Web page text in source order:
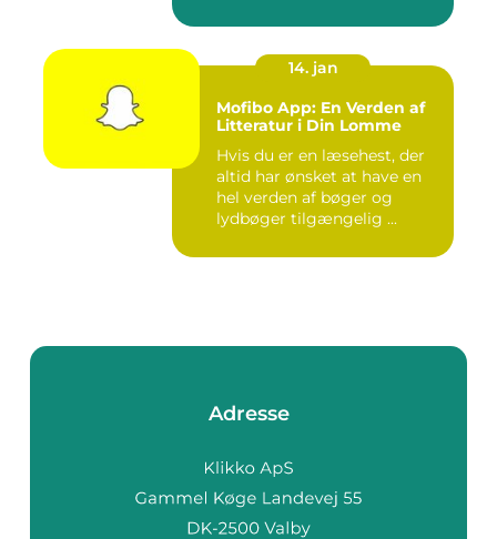
14. jan
Mofibo App: En Verden af
Litteratur i Din Lomme
Hvis du er en læsehest, der
altid har ønsket at have en
hel verden af bøger og
lydbøger tilgængelig ...
Adresse